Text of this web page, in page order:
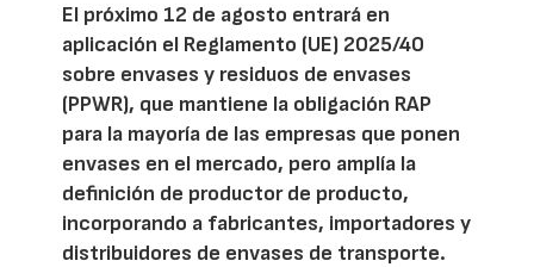
El próximo 12 de agosto entrará en
aplicación el Reglamento (UE) 2025/40
sobre envases y residuos de envases
(PPWR), que mantiene la obligación RAP
para la mayoría de las empresas que ponen
envases en el mercado, pero amplía la
definición de productor de producto,
incorporando a fabricantes, importadores y
distribuidores de envases de transporte.